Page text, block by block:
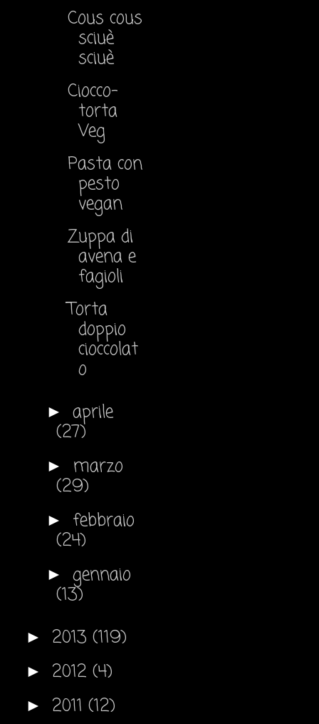
Cous cous
sciuè
sciuè
Ciocco-
torta
Veg
Pasta con
pesto
vegan
Zuppa di
avena e
fagioli
Torta
doppio
cioccolat
o
► aprile
(27)
► marzo
(29)
► febbraio
(24)
► gennaio
(13)
► 2013 (119)
► 2012 (4)
► 2011 (12)